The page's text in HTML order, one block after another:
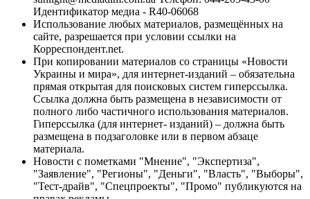
Идентификатор медиа - R40-06068
Использование любых материалов, размещённых на
сайте, разрешается при условии ссылки на
Корреспондент.net.
При копировании материалов со страницы «Новости
Украины и мира», для интернет-изданий – обязательна
прямая открытая для поисковых систем гиперссылка.
Ссылка должна быть размещена в независимости от
полного либо частичного использования материалов.
Гиперссылка (для интернет- изданий) – должна быть
размещена в подзаголовке или в первом абзаце
материала.
Новости с пометками "Мнение", "Экспертиза",
"Заявление", "Регионы", "Деньги", "Власть", "Выборы",
"Тест-драйв", "Спецпроекты", "Промо" публикуются на